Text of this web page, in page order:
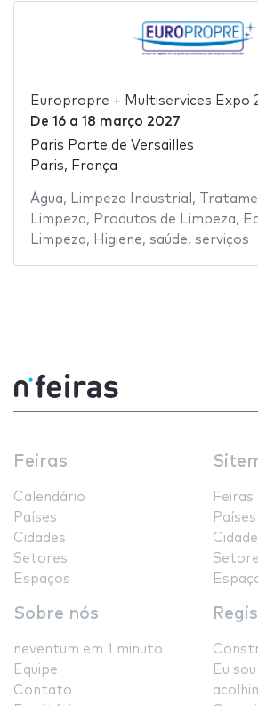
Europropre + Multiservices Expo
De 16a 18 março 2027
Paris Porte de Versailles
Paris, França
Água, Limpeza Industrial ,
Limpeza, Produtos de Limpeza,
Limpeza, Higiene, saúde, serviços
Feiras
Calendário
Países
Cidades
Setores
Espaços
Feiras
Países
Sobre nós
neventum em 1 minuto
Equipe
Contato
Eu